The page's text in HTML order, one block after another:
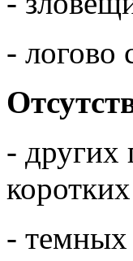
- логово
- других
- темных